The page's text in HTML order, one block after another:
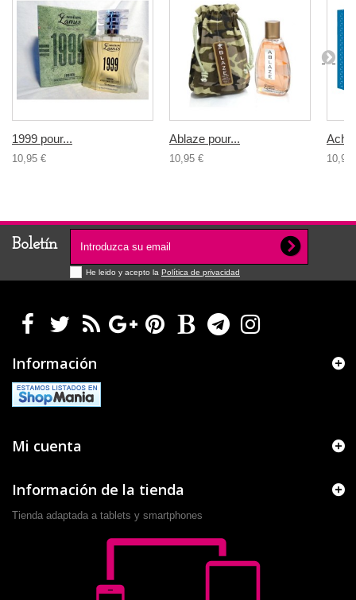
1999 pour...
10,95 €
Ablaze pour...
10,95 € 10,95
Boletín
He leido y acepto la Política de privacidad
Información
Mi cuenta
Información de la tienda
Tienda adaptada a tablets y smartphones